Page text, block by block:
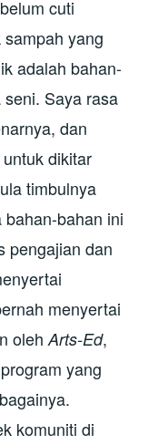
cuti
yang
adalah bahan-
Saya rasa
dan
dikitar
timbulnya
bahan ini
pengajian dan
menyertai
olehArts-Ed,
yang
komuniti di